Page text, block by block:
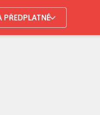
PŘEDPLATNÉ